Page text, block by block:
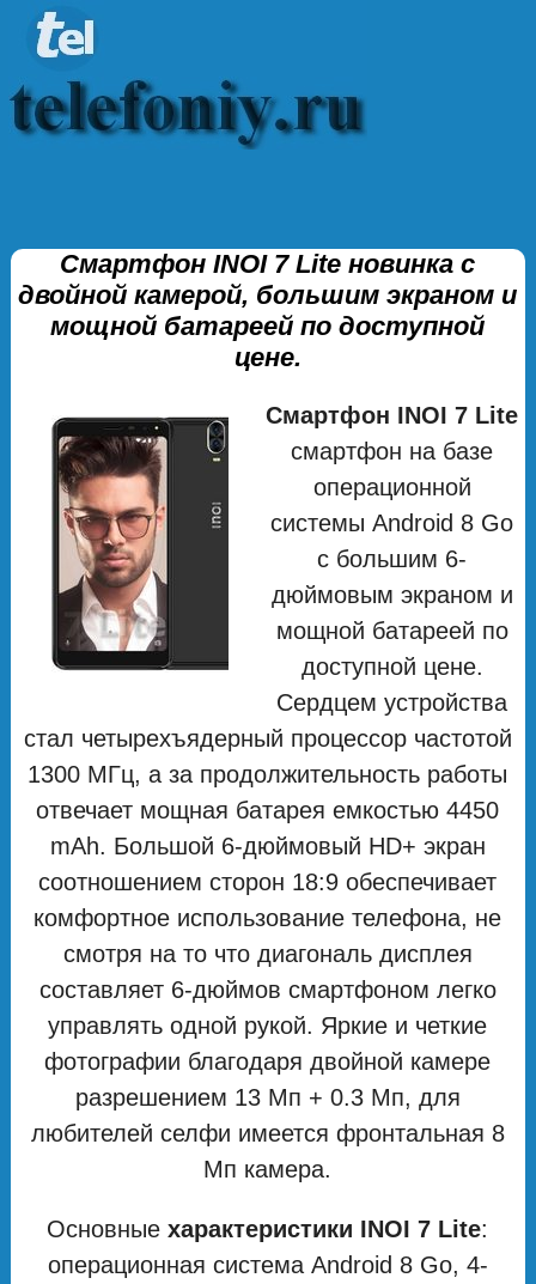
Смартфон INOI 7 Lite новинка с
двойной камерой, большим экраном и
мощной батареей по доступной
цене.
Смартфон INOI 7 Lite
смартфон на базе
операционной
системы Android 8 Go
с большим 6-
дюймовым экраном и
мощной батареей по
доступной цене.
Сердцем устройства
стал четырехъядерный процессор частотой
1300 МГц, а за продолжительность работы
отвечает мощная батарея емкостью 4450
mAh. Большой 6-дюймовый HD+ экран
соотношением сторон 18:9 обеспечивает
комфортное использование телефона, не
смотря на то что диагональ дисплея
составляет 6-дюймов смартфоном легко
управлять одной рукой. Яркие и четкие
фотографии благодаря двойной камере
разрешением 13 Мп + 0.3 Мп, для
любителей селфи имеется фронтальная 8
Мп камера.
Основныехарактеристики INOI 7 Lite:
операционная система Android 8 Go, 4-